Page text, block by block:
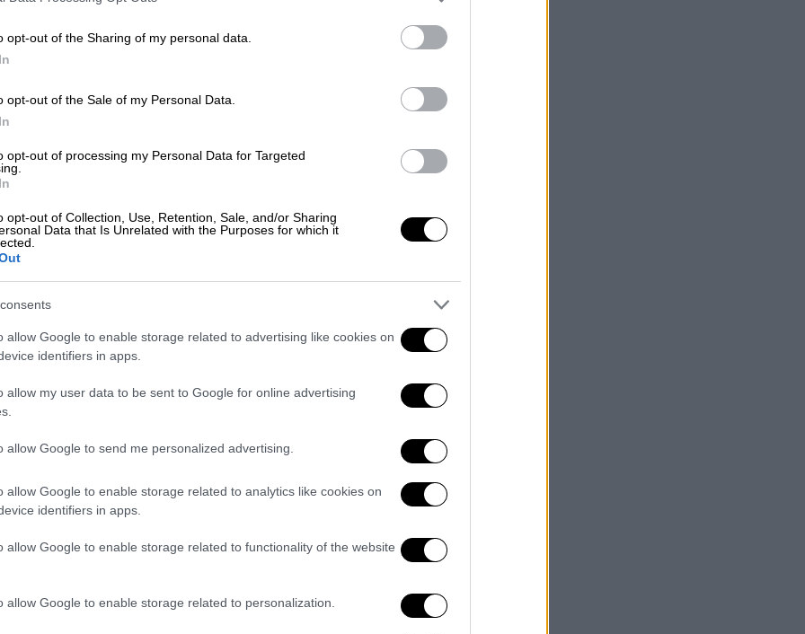
opt-out of the Sharing of my personal data.
opt-out of the Sale of my Personal Data.
opt-out of processing my Personal Data for Targeted
opt-out of Collection, Use, Retention, Sale, and/or Sharing
Data that Is Unrelated with the Purposes for which it
allow Google to enable storage related to advertising like cookies on
identifiers in apps.
allow my user data to be sent to Google for online advertising
allow Google to send me personalized advertising.
allow Google to enable storage related to analytics like cookies on
identifiers in apps.
allow Google to enable storage related to functionality of the website
allow Google to enable storage related to personalization.
25 χρόνια στέλνοντας ένα
συγκροτήματος στο Lane Stadium
ένα μουσικό γεγονός, ήταν κυριολεκτικά
της ομάδας Virginia Tech Hokies, που
οι πρώτες νότες του «Enter
κατατεθέν των αγώνων τους, .
της Βιρτζίνια, αυτή η παράδοση
.
KHtwPg1Os8
8, 2025
του πανεπιστημίου Virginia Tech
από την… ενέργεια του
με την εκτέλεση του
Metallica. Ο διευθυντής του VTSO,
Weather ότι
από το γήπεδο, κατέγραψε καθαρά τη
κοινό